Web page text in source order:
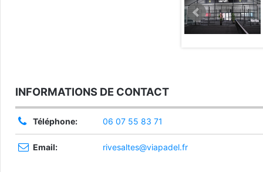
INFORMATIONS DE CONTACT
Téléphone: 06 07 55 83 71
Email: rivesaltes@viapadel.fr